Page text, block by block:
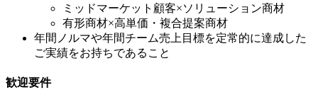
ミッドマーケット顧客×ソリューション商材
有形商材×高単価・複合提案商材
年間ノルマや年間チーム売上目標を定常的に達成した
ご実績をお持ちであること
歓迎要件